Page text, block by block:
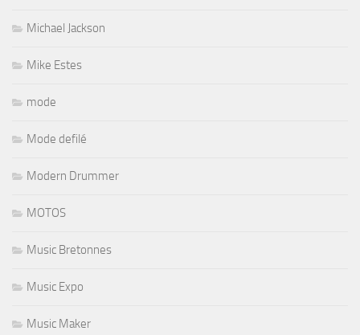
Michael Jackson
Mike Estes
mode
Mode defilé
Modern Drummer
MOTOS
Music Bretonnes
Music Expo
Music Maker